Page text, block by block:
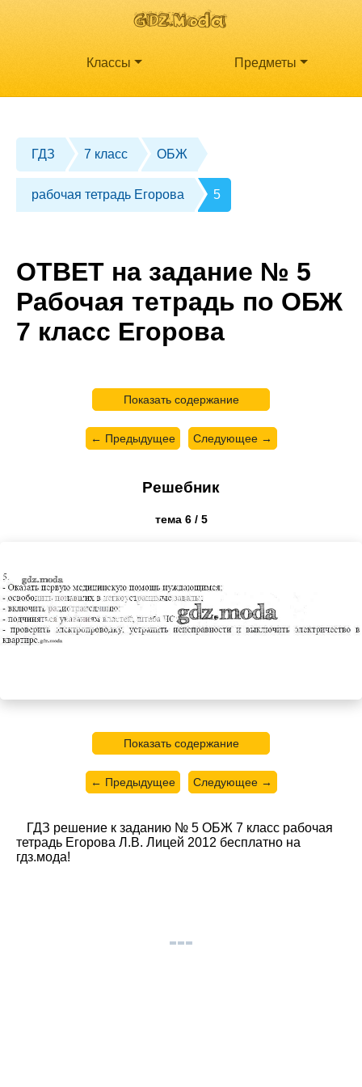
Классы Предметы
ГДЗ 7 класс ОБЖ
рабочая тетрадь Егорова 5
ОТВЕТ на задание № 5
Рабочая тетрадь по ОБЖ
7 класс Егорова
Показать содержание
← Предыдущее Следующее →
Решебник
тема 6 / 5
Показать содержание
← Предыдущее Следующее →
ГДЗ решение к заданию № 5 ОБЖ 7 класс рабочая
тетрадь Егорова Л.В. Лицей 2012 бесплатно на
гдз.мода!